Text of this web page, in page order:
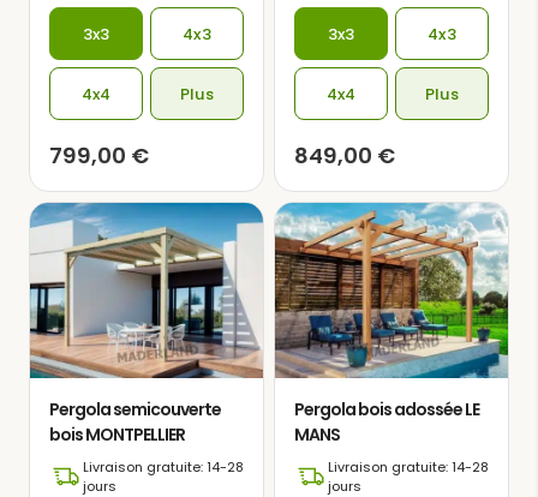
3x3 4x3
4x4 Plus
799,00 €
3x3 4x3
4x4 Plus
849,00 €
Pergola semicouverte
bois MONTPELLIER
Livraison gratuite: 14-28
jours
Pergola bois adossée LE
MANS
Livraison gratuite: 14-28
jours